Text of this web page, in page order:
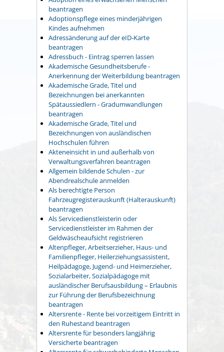
beantragen
Adoptionspflege eines minderjährigen
Kindes aufnehmen
Adressänderung auf der eID-Karte
beantragen
Adressbuch - Eintrag sperren lassen
Akademische Gesundheitsberufe -
Anerkennung der Weiterbildung beantragen
Akademische Grade, Titel und
Bezeichnungen bei anerkannten
Spätaussiedlern - Gradumwandlungen
beantragen
Akademische Grade, Titel und
Bezeichnungen von ausländischen
Hochschulen führen
Akteneinsicht in und außerhalb von
Verwaltungsverfahren beantragen
Allgemein bildende Schulen - zur
Abendrealschule anmelden
Als berechtigte Person
Fahrzeugregisterauskunft (Halterauskunft)
beantragen
Als Servicedienstleisterin oder
Servicedienstleister im Rahmen der
Geldwäscheaufsicht registrieren
Altenpfleger, Arbeitserzieher, Haus- und
Familienpfleger, Heilerziehungsassistent,
Heilpädagoge, Jugend- und Heimerzieher,
Sozialarbeiter, Sozialpädagoge mit
ausländischer Berufsausbildung – Erlaubnis
zur Führung der Berufsbezeichnung
beantragen
Altersrente - Rente bei vorzeitigem Eintritt in
den Ruhestand beantragen
Altersrente für besonders langjährig
Versicherte beantragen